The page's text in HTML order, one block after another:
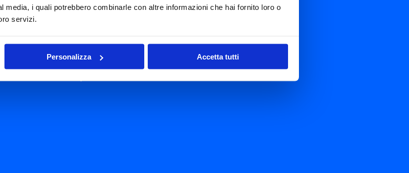
media, i quali potrebbero combinarle con altre informazioni che hai fornito loro o
servizi.
Personalizza Accetta tutti
on the Microsoft icon
to automatically log in
your company account